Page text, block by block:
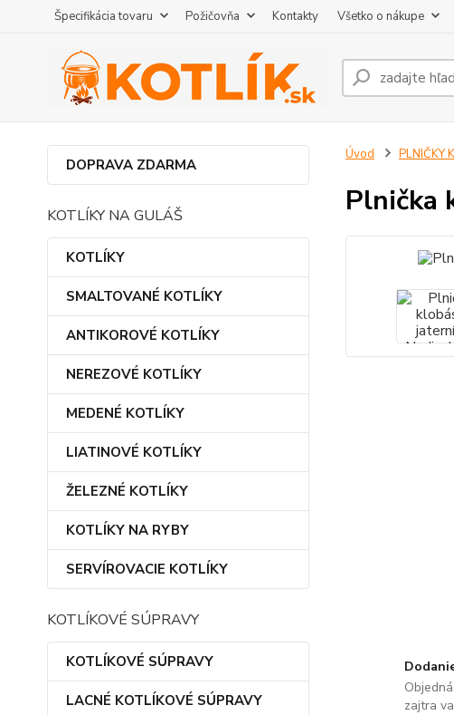
Špecifikácia tovaru Požičovňa Kontakty Všetko o nákupe
DOPRAVA ZDARMA
KOTLÍKY NA GULÁŠ
KOTLÍKY
SMALTOVANÉ KOTLÍKY
ANTIKOROVÉ KOTLÍKY
NEREZOVÉ KOTLÍKY
MEDENÉ KOTLÍKY
LIATINOVÉ KOTLÍKY
ŽELEZNÉ KOTLÍKY
KOTLÍKY NA RYBY
SERVÍROVACIE KOTLÍKY
KOTLÍKOVÉ SÚPRAVY
KOTLÍKOVÉ SÚPRAVY
LACNÉ KOTLÍKOVÉ SÚPRAVY
Úvod PLNIČKY
Plnička
zajtra